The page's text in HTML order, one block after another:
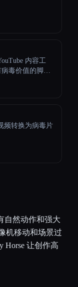
内容工
毒价值的脚
入胜的内容。
频转换为病毒片
自然动作和强大
机移动和场景过
Horse 让创作高